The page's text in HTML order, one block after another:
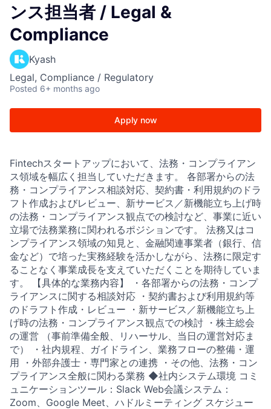
ンス担当者 / Legal &
Compliance
Kyash
Legal, Compliance / Regulatory
Posted 6+ months ago
Apply now
Fintechスタートアップにおいて、法務・コンプライアン
ス領域を幅広く担当していただきます。 各部署からの法
務・コンプライアンス相談対応、契約書・利用規約のドラ
フト作成およびレビュー、新サービス／新機能立ち上げ時
の法務・コンプライアンス観点での検討など、事業に近い
立場で法務業務に関われるポジションです。 法務又はコ
ンプライアンス領域の知見と、金融関連事業者（銀行、信
金など）で培った実務経験を活かしながら、法務に限定す
ることなく事業成長を支えていただくことを期待していま
す。 【具体的な業務内容】 ・各部署からの法務・コンプ
ライアンスに関する相談対応 ・契約書および利用規約等
のドラフト作成・レビュー ・新サービス／新機能立ち上
げ時の法務・コンプライアンス観点での検討 ・株主総会
の運営 （事前準備全般、リハーサル、当日の運営対応ま
で） ・社内規程、ガイドライン、業務フローの整備・運
用 ・外部弁護士・専門家との連携 ・その他、法務・コン
プライアンス全般に関わる業務 ◆社内システム環境 コミ
ュニケーションツール：Slack Web会議システム：
Zoom、Google Meet、ハドルミーティング スケジュー